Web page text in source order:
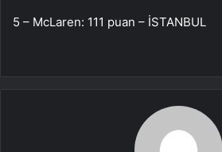
5 – McLaren: 111 puan – İSTANBUL